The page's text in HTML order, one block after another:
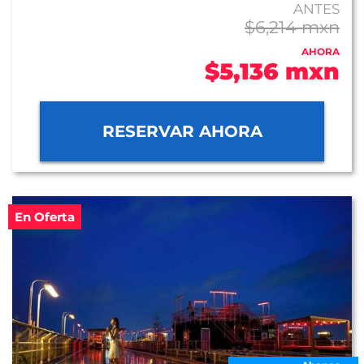
ANTES
$6,214 mxn
AHORA
$5,136 mxn
RESERVAR AHORA
En Oferta